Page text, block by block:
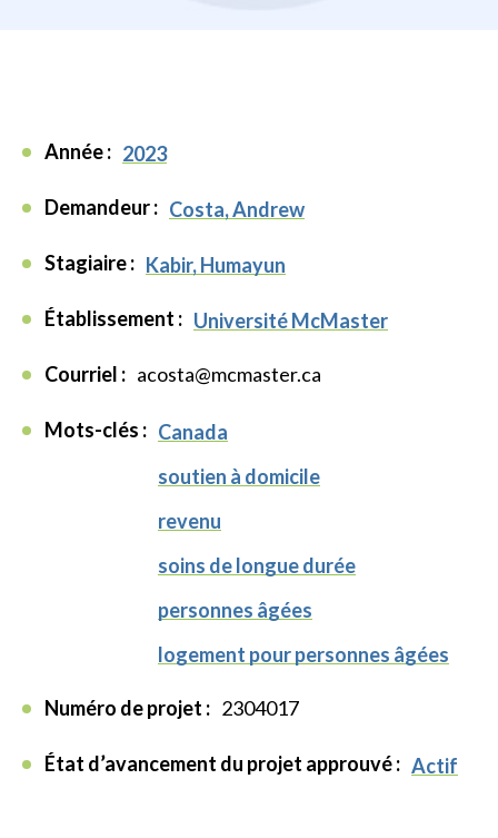
Année : 2023
Demandeur : Costa, Andrew
Stagiaire : Kabir, Humayun
Établissement : Université McMaster
Courriel : acosta@mcmaster.ca
Mots-clés : Canada
soutien à domicile
revenu
soins de longue durée
personnes âgées
logement pour personnes âgées
Numéro de projet : 2304017
État d’avancement du projet approuvé : Actif